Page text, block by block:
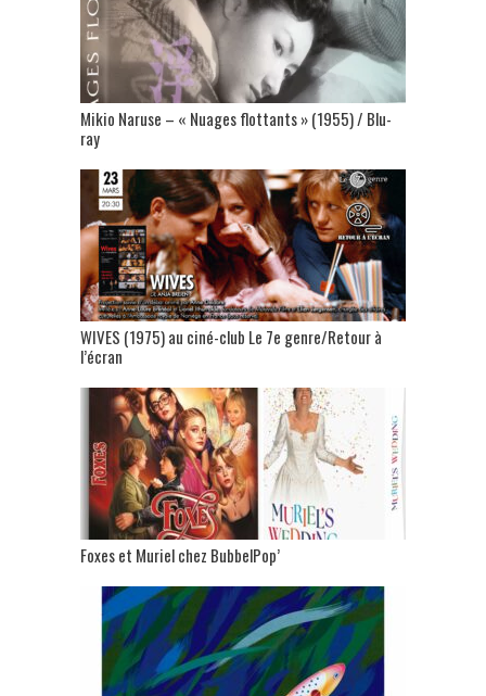
Mikio Naruse – « Nuages flottants » (1955) / Blu-
ray
WIVES (1975) au ciné-club Le 7e genre/Retour à
l’écran
Foxes et Muriel chez BubbelPop’